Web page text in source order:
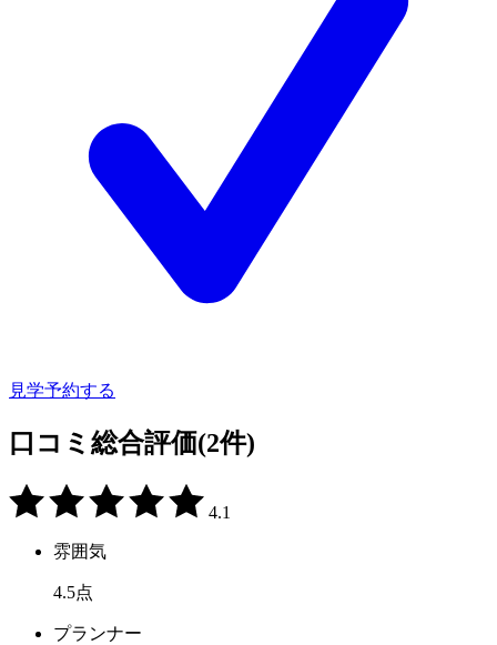
見学予約する
口コミ総合評価(2件)
4.1
雰囲気
4.5点
プランナー